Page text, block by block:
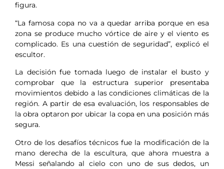
figura.
“La famosa copa no va a quedar arriba porque en esa
zona se produce mucho vórtice de aire y el viento es
complicado. Es una cuestión de seguridad”, explicó el
escultor.
La decisión fue tomada luego de instalar el busto y
comprobar que la estructura superior presentaba
movimientos debido a las condiciones climáticas de la
región. A partir de esa evaluación, los responsables de
la obra optaron por ubicar la copa en una posición más
segura.
Otro de los desafíos técnicos fue la modificación de la
mano derecha de la escultura, que ahora muestra a
Messi señalando al cielo con uno de sus dedos, un